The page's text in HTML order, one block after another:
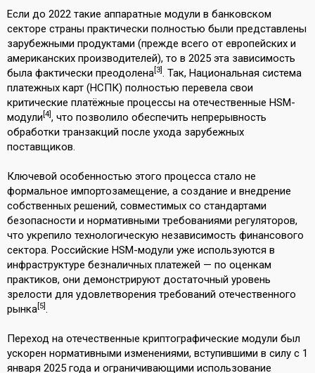
Если до 2022 такие аппаратные модули в банковском
секторе страны практически полностью были представлены
зарубежными продуктами (прежде всего от европейских и
американских производителей), то в 2025 эта зависимость
была фактически преодолена [3] . Так, Национальная система
платежных карт (НСПК) полностью перевела свои
критические платёжные процессы на отечественные HSM-
модули [4] , что позволило обеспечить непрерывность
обработки транзакций после ухода зарубежных
поставщиков.
Ключевой особенностью этого процесса стало не
формальное импортозамещение, а создание и внедрение
собственных решений, совместимых со стандартами
безопасности и нормативными требованиями регуляторов,
что укрепило технологическую независимость финансового
сектора. Российские HSM-модули уже используются в
инфраструктуре безналичных платежей — по оценкам
практиков, они демонстрируют достаточный уровень
зрелости для удовлетворения требований отечественного
рынка [5] .
Переход на отечественные криптографические модули был
ускорен нормативными изменениями, вступившими в силу с 1
января 2025 года и ограничивающими использование